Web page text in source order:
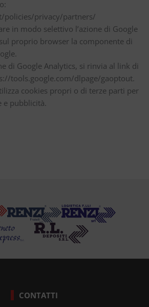
policies/privacy/partners/
in modo selettivo l’azione di Google
proprio browser la componente di
di Google Analytics, si rinvia al link di
tools.google.com/dlpage/gaoptout.
cookies propri o di terze parti per
e pubblicità.
CONTATTI